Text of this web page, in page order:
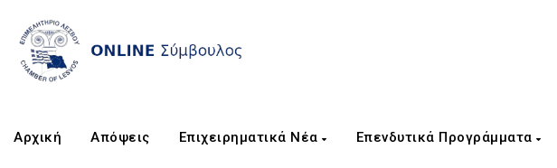
Αρχική Απόψεις Επιχειρηματικά Νέα Επενδυτικά Προγράμματα